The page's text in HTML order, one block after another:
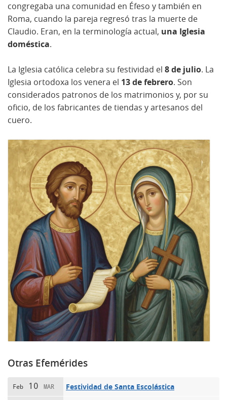
congregaba una comunidad en Éfeso y también en
Roma, cuando la pareja regresó tras la muerte de
Claudio. Eran, en la terminología actual, una Iglesia
doméstica.
La Iglesia católica celebra su festividad el 8 de julio. La
Iglesia ortodoxa los venera el 13 de febrero. Son
considerados patronos de los matrimonios y, por su
oficio, de los fabricantes de tiendas y artesanos del
cuero.
Otras Efemérides
Feb 10 MAR Festividad de Santa Escolástica